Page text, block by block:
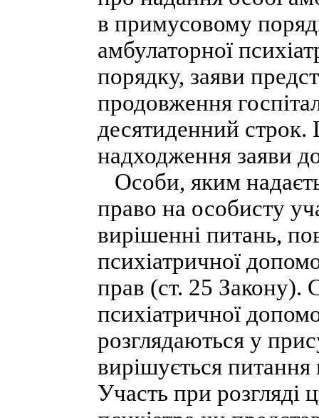
в примусовому
амбулаторної
порядку, заяви
продовження
десятиденний
надходження заяви
Особи, яким
право на особисту
вирішенні питань,
психіатричної
прав (ст. 25 Закону).
психіатричної
розглядаються у
вирішується
Участь при розгляді